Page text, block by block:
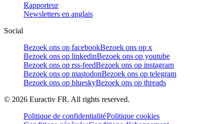
Rapporteur
Newsletters en anglais
Social
Bezoek ons op facebookBezoek ons op x
Bezoek ons op linkedinBezoek ons op youtube
Bezoek ons op rss-feedBezoek ons op instagram
Bezoek ons op mastodonBezoek ons op telegram
Bezoek ons op blueskyBezoek ons op threads
© 2026 Euractiv FR. All rights reserved.
Politique de confidentialitéPolitique cookies